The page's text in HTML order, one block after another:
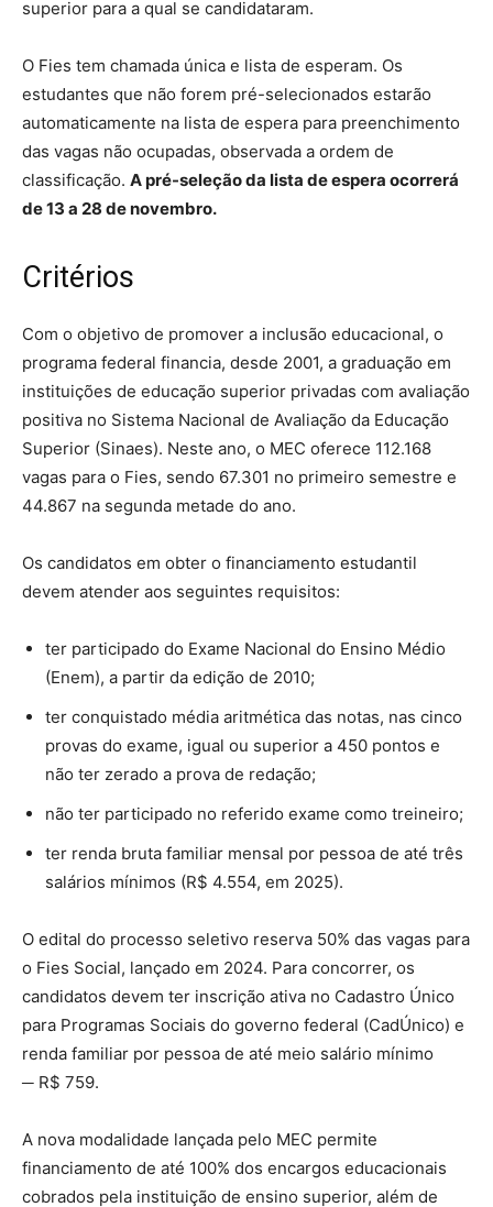
superior para a qual se candidataram.
O Fies tem chamada única e lista de esperam. Os
estudantes que não forem pré-selecionados estarão
automaticamente na lista de espera para preenchimento
das vagas não ocupadas, observada a ordem de
classificação. A pré-seleção da lista de espera ocorrerá
de 13 a 28 de novembro.
Critérios
Com o objetivo de promover a inclusão educacional, o
programa federal financia, desde 2001, a graduação em
instituições de educação superior privadas com avaliação
positiva no Sistema Nacional de Avaliação da Educação
Superior (Sinaes). Neste ano, o MEC oferece 112.168
vagas para o Fies, sendo 67.301 no primeiro semestre e
44.867 na segunda metade do ano.
Os candidatos em obter o financiamento estudantil
devem atender aos seguintes requisitos:
ter participado do Exame Nacional do Ensino Médio
(Enem), a partir da edição de 2010;
ter conquistado média aritmética das notas, nas cinco
provas do exame, igual ou superior a 450 pontos e
não ter zerado a prova de redação;
não ter participado no referido exame como treineiro;
ter renda bruta familiar mensal por pessoa de até três
salários mínimos (R$ 4.554, em 2025).
O edital do processo seletivo reserva 50% das vagas para
o Fies Social, lançado em 2024. Para concorrer, os
candidatos devem ter inscrição ativa no Cadastro Único
para Programas Sociais do governo federal (CadÚnico) e
renda familiar por pessoa de até meio salário mínimo
─ R$ 759.
A nova modalidade lançada pelo MEC permite
financiamento de até 100% dos encargos educacionais
cobrados pela instituição de ensino superior, além de